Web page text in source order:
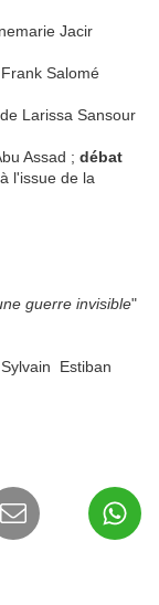
Jacir
Salomé
de Larissa Sansour
Assad ; débat
l'issue de la
guerre invisible"
Sylvain Estiban